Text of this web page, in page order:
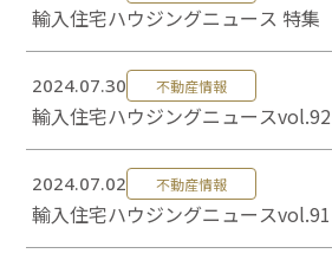
輸入住宅ハウジングニュース 特集
2024.07.30 不動産情報
輸入住宅ハウジングニュースvol.92
2024.07.02 不動産情報
輸入住宅ハウジングニュースvol.91